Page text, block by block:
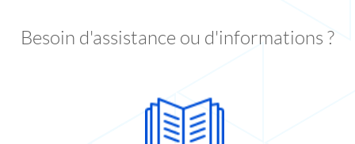
Besoin d'assistance ou d'informations ?